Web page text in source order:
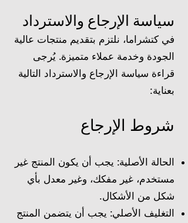
سياسة الإرجاع والاسترداد
في كتشراما، نلتزم بتقديم منتجات عالية
الجودة وخدمة عملاء متميزة. يُرجى
قراءة سياسة الإرجاع والاسترداد التالية
بعناية:
شروط الإرجاع
الحالة الأصلية: يجب أن يكون المنتج غير
مستخدم، غير مفكك، وغير معدل بأي
شكل من الأشكال.
التغليف الأصلي: يجب أن يتضمن المنتج